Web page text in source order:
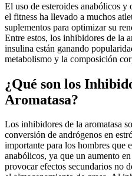
El uso de esteroides anabólicos y
el fitness ha llevado a muchos
suplementos para optimizar su
Entre estos, los inhibidores de la
insulina están ganando
metabolismo y la composición
¿Qué son los
Aromatasa?
Los inhibidores de la aromatasa
conversión de andrógenos en
importante para los hombres que
anabólicos, ya que un aumento
provocar efectos secundarios no